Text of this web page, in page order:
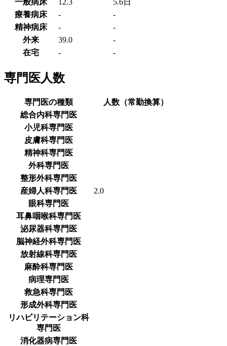
療養病床
-
-
精神病床
-
-
外来
39.0
-
在宅
- -
専門医人数
専門医の種類
人数（常勤換算）
総合内科専門医
小児科専門医
皮膚科専門医
精神科専門医
外科専門医
整形外科専門医
産婦人科専門医
2.0
眼科専門医
耳鼻咽喉科専門医
泌尿器科専門医
脳神経外科専門医
放射線科専門医
麻酔科専門医
病理専門医
救急科専門医
形成外科専門医
リハビリテーション科
専門医
消化器病専門医